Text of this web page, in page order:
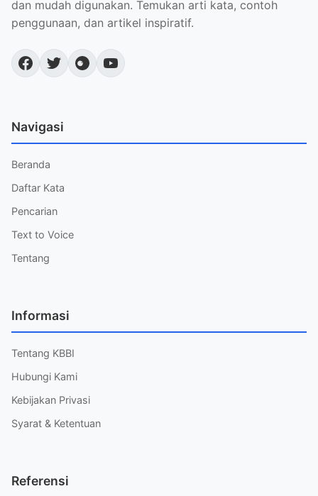
dan mudah digunakan. Temukan arti kata, contoh
penggunaan, dan artikel inspiratif.
Navigasi
Beranda
Daftar Kata
Pencarian
Text to Voice
Tentang
Informasi
Tentang KBBI
Hubungi Kami
Kebijakan Privasi
Syarat & Ketentuan
Referensi